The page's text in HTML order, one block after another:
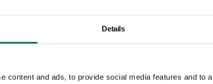
Details
content and ads, to provide social media features and to
воздуха для
образом, до 80
случае было бы